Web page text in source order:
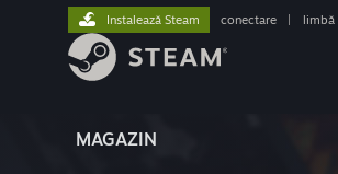
MAGAZIN
Instalează Steam conectare limbă